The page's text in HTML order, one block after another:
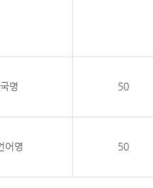
국명 50
어명 50